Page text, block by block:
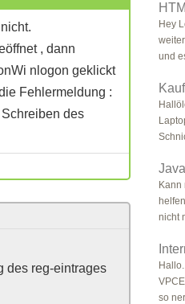
, dann
nlogon geklickt
Fehlermeldung :
des
des reg-eintrages
Hey
und
Kann
nicht
so